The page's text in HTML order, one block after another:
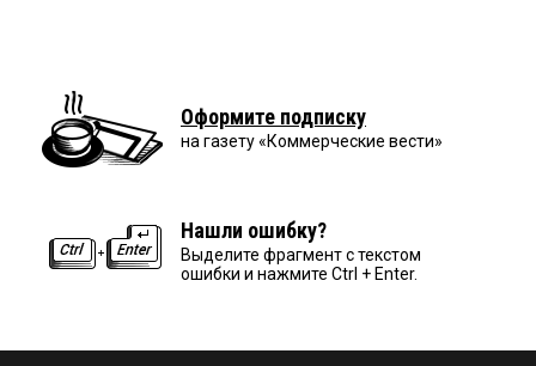
Оформите подписку
на газету «Коммерческие вести»
Нашли ошибку?
Выделите фрагмент с текстом
ошибки и нажмите Ctrl + Enter.